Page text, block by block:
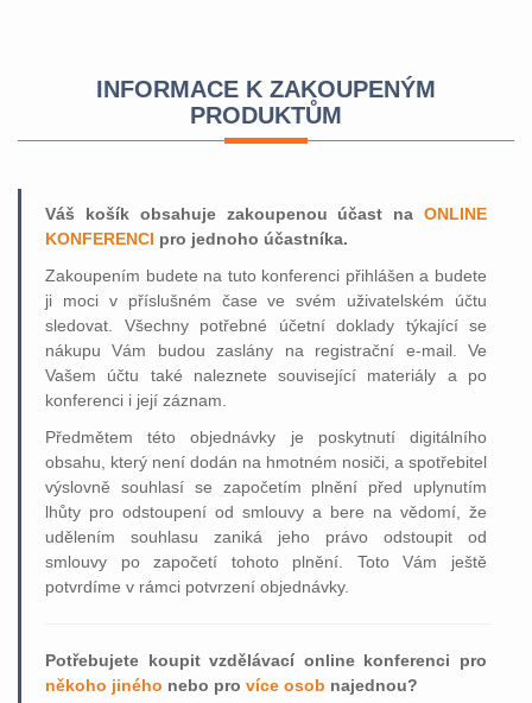
INFORMACE K ZAKOUPENÝM
PRODUKTŮM
Váš košík obsahuje zakoupenou účast na ONLINE
KONFERENCI pro jednoho účastníka.
Zakoupením budete na tuto konferenci přihlášen a budete
ji moci v příslušném čase ve svém uživatelském účtu
sledovat. Všechny potřebné účetní doklady týkající se
nákupu Vám budou zaslány na registrační e-mail. Ve
Vašem účtu také naleznete související materiály a po
konferenci i její záznam.
Předmětem této objednávky je poskytnutí digitálního
obsahu, který není dodán na hmotném nosiči, a spotřebitel
výslovně souhlasí se započetím plnění před uplynutím
lhůty pro odstoupení od smlouvy a bere na vědomí, že
udělením souhlasu zaniká jeho právo odstoupit od
smlouvy po započetí tohoto plnění. Toto Vám ještě
potvrdíme v rámci potvrzení objednávky.
Potřebujete koupit vzdělávací online konferenci pro
někoho jiného nebo pro více osob najednou?